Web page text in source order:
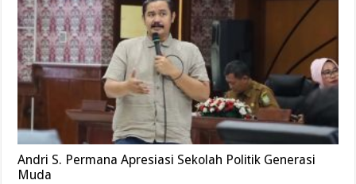
Andri S. Permana Apresiasi Sekolah Politik Generasi
Muda